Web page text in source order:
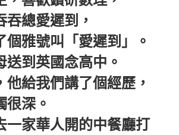
吞總愛遲到，
個雅號叫「愛遲到」。
送到英國念高中。
他給我們講了個經歷，
很深。
一家華人開的中餐廳打